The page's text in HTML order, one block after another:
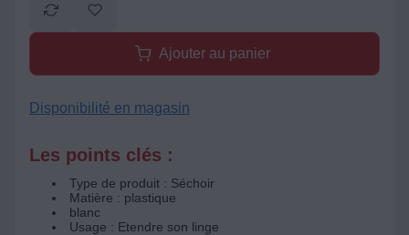
Ajouter au panier
Disponibilité en magasin
Les points clés :
Type de produit : Séchoir
Matière : plastique
blanc
Usage : Etendre son linge